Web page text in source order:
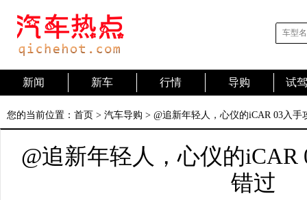
新闻 新车 行情 导购 试
您的当前位置： 首页 > 汽车导购 > @追新年轻人，心仪的iCAR 03入手
@追新年轻人，心仪的iCAR
错过